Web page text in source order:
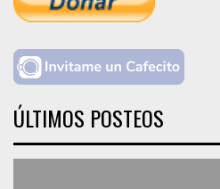
ÚLTIMOS POSTEOS